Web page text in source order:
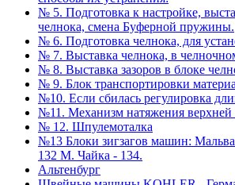
№ 5. Подготовка к настройке,
челнока, смена Буферной пружины.
№ 6. Подготовка челнока, для
№ 7. Выставка челнока, в
№ 8. Выставка зазоров в блоке
№ 9. Блок транспортировки
№10. Если сбилась регулировка
№11. Механизм натяжения верхней
№ 12. Шпулемоталка
№13 Блоки зигзагов машин: Мальва
132 М. Чайка - 134.
Альтенбург